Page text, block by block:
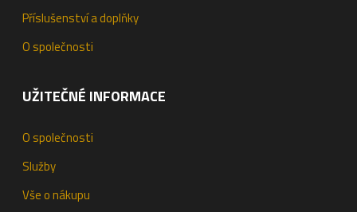
Příslušenství a doplňky
O společnosti
UŽITEČNÉ INFORMACE
O společnosti
Služby
Vše o nákupu